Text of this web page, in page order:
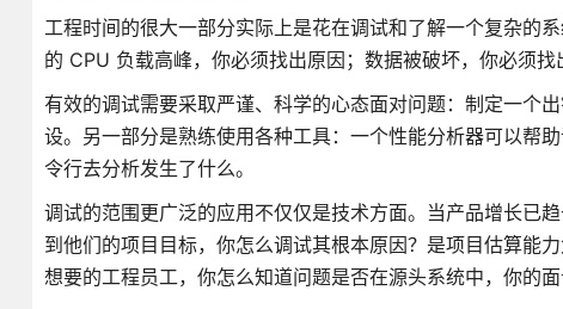
工程时间的很大一部分实际上是花在调试和了解一个复杂的
的 CPU 负载高峰，你必须找出原因；数据被破坏，你必须
有效的调试需要采取严谨、科学的心态面对问题：制定一个
设。另一部分是熟练使用各种工具：一个性能分析器可以帮
令行去分析发生了什么。
调试的范围更广泛的应用不仅仅是技术方面。当产品增长已
到他们的项目目标，你怎么调试其根本原因？是项目估算能
想要的工程员工，你怎么知道问题是否在源头系统中，你的